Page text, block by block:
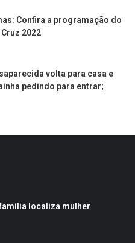
Confira a programação do
2022
volta para casa e
pedindo para entrar;
localiza mulher